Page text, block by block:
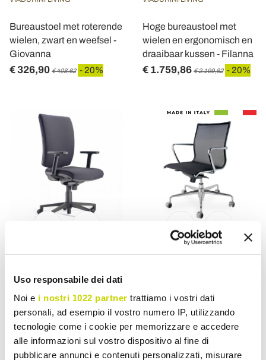
Uso responsabile dei dati
Noi e i nostri 1022 partner trattiamo i vostri dati
personali, ad esempio il vostro numero IP, utilizzando
tecnologie come i cookie per memorizzare e accedere
alle informazioni sul vostro dispositivo al fine di
pubblicare annunci e contenuti personalizzati, misurare
Bureaustoel met roterende
wielen, zwart en weefsel -
Giovanna
€ 326,90 € 408,62 - 20%
Hoge bureaustoel met
wielen en ergonomisch en
draaibaar kussen - Filanna
€ 1.759,86 € 2.199,82 - 20%
Ergonomische bureaustoel
zwarte stof - Macrino
€ 576,83 - 20%
armleuningen - Filanna
€ 1.246,50